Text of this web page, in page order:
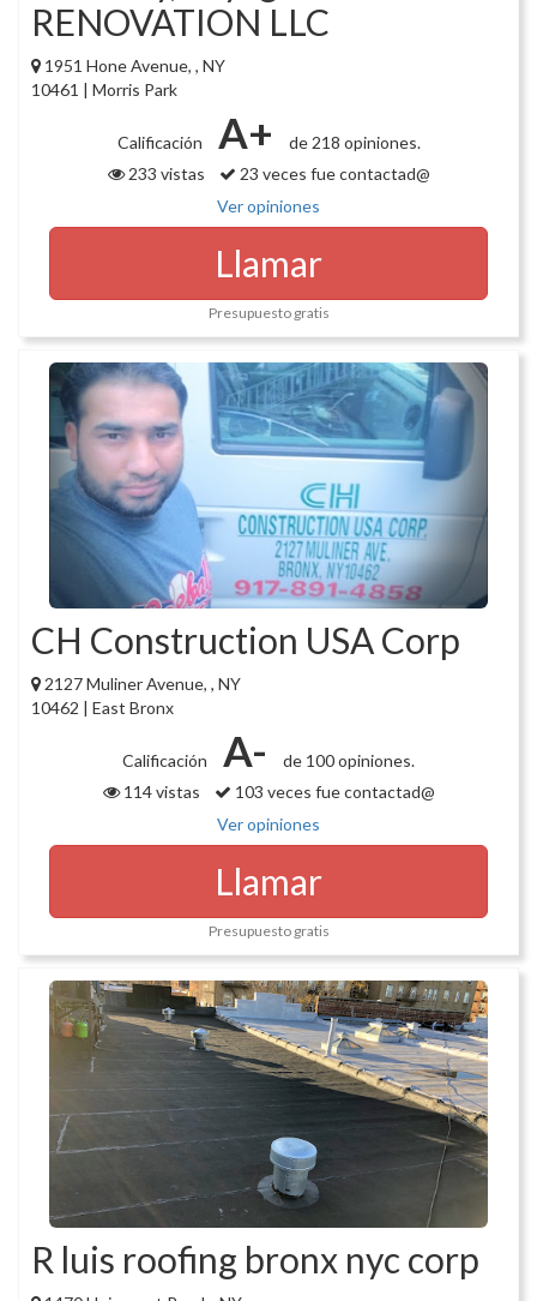
RENOVATION LLC
1951 Hone Avenue, , NY
10461 | Morris Park
Calificación A+
de 218 opiniones.
233 vistas
23 veces fue contactad@
Ver opiniones
Llamar
Presupuesto gratis
CH Construction USA Corp
2127 Muliner Avenue, , NY
10462 | East Bronx
Calificación A-
de 100 opiniones.
114 vistas
103 veces fue contactad@
Ver opiniones
Llamar
Presupuesto gratis
R luis roofing bronx nyc corp